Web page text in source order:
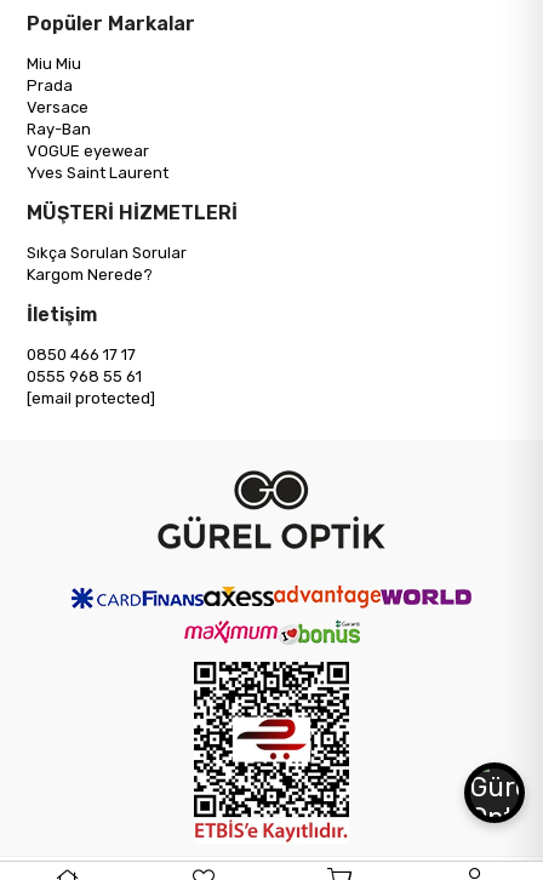
Popüler Markalar
Miu Miu
Prada
Versace
Ray-Ban
VOGUE eyewear
Yves Saint Laurent
MÜŞTERİ HİZMETLERİ
Sıkça Sorulan Sorular
Kargom Nerede?
İletişim
0850 466 17 17
0555 968 55 61
[email protected]